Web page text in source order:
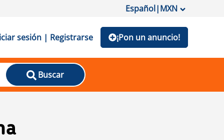
Español|MXN
sesión | Registrarse ¡Pon un anuncio!
Buscar